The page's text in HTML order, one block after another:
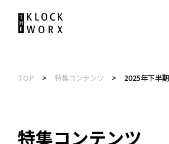
TOP > 特集コンテンツ > 2025年下半
特集コンテンツ